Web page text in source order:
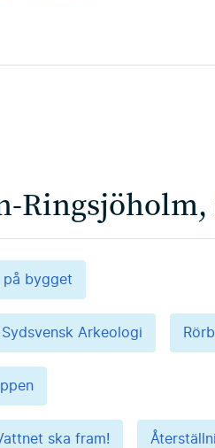
Ringsjöholm,
på bygget
Arkeologi
ska fram!